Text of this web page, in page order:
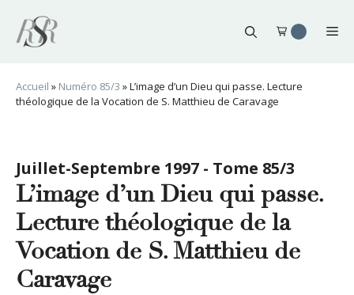
contenu
Accueil » Numéro 85/3 »L’image d’un Dieu qui passe. Lecture
théologique de la Vocation de S. Matthieu de Caravage
Juillet-Septembre 1997 - Tome 85/3
L’image d’un Dieu qui passe.
Lecture théologique de la
Vocation de S. Matthieu de
Caravage